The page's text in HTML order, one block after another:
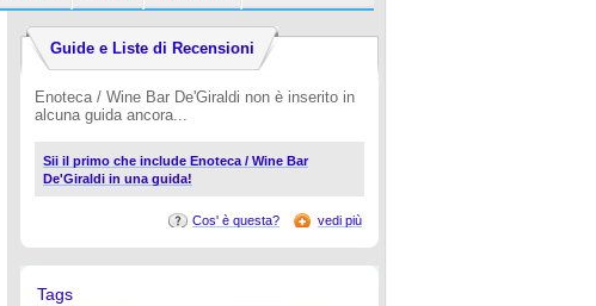
Guide e Liste di Recensioni
Enoteca / Wine Bar De'Giraldi non è inserito in
alcuna guida ancora...
Sii il primo che include Enoteca / Wine Bar
De'Giraldi in una guida!
Cos' è questa? vedi più
Tags